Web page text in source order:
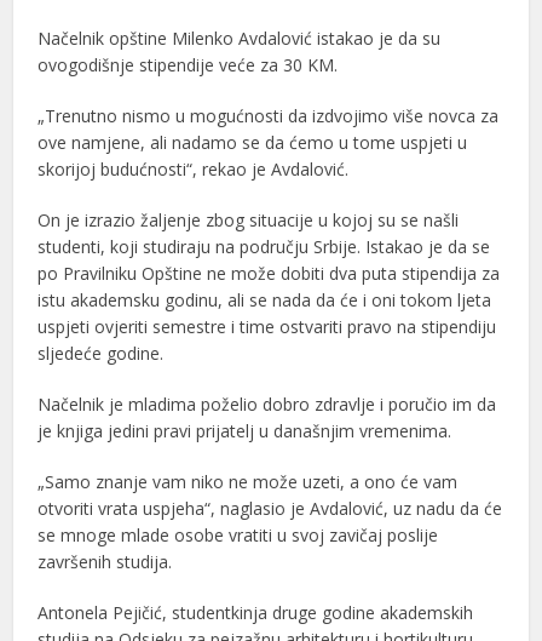
Načelnik opštine Milenko Avdalović istakao je da su
ovogodišnje stipendije veće za 30 KM.
„Trenutno nismo u mogućnosti da izdvojimo više novca za
ove namjene, ali nadamo se da ćemo u tome uspjeti u
skorijoj budućnosti“, rekao je Avdalović.
On je izrazio žaljenje zbog situacije u kojoj su se našli
studenti, koji studiraju na području Srbije. Istakao je da se
po Pravilniku Opštine ne može dobiti dva puta stipendija za
istu akademsku godinu, ali se nada da će i oni tokom ljeta
uspjeti ovjeriti semestre i time ostvariti pravo na stipendiju
sljedeće godine.
Načelnik je mladima poželio dobro zdravlje i poručio im da
je knjiga jedini pravi prijatelj u današnjim vremenima.
„Samo znanje vam niko ne može uzeti, a ono će vam
otvoriti vrata uspjeha“, naglasio je Avdalović, uz nadu da će
se mnoge mlade osobe vratiti u svoj zavičaj poslije
završenih studija.
Antonela Pejičić, studentkinja druge godine akademskih